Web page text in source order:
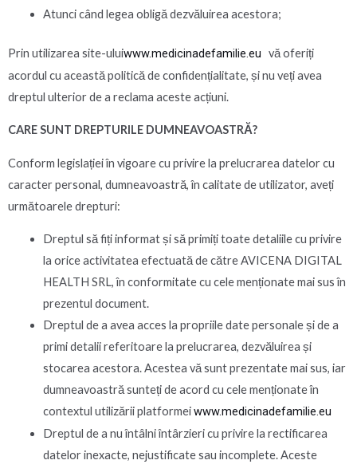
Atunci când legea obligă dezvăluirea acestora;
Prin utilizarea site-uluiwww.medicinadefamilie.eu vă oferiți
acordul cu această politică de confidențialitate, și nu veți avea
dreptul ulterior de a reclama aceste acțiuni.
CARE SUNT DREPTURILE DUMNEAVOASTRĂ?
Conform legislației în vigoare cu privire la prelucrarea datelor cu
caracter personal, dumneavoastră, în calitate de utilizator, aveți
următoarele drepturi:
Dreptul să fiți informat și să primiți toate detaliile cu privire
la orice activitatea efectuată de către AVICENA DIGITAL
HEALTH SRL, în conformitate cu cele menționate mai sus în
prezentul document.
Dreptul de a avea acces la propriile date personale și de a
primi detalii referitoare la prelucrarea, dezvăluirea și
stocarea acestora. Acestea vă sunt prezentate mai sus, iar
dumneavoastră sunteți de acord cu cele menționate în
contextul utilizării platformeiwww.medicinadefamilie.eu
Dreptul de a nu întâlni întârzieri cu privire la rectificarea
datelor inexacte, nejustificate sau incomplete. Aceste